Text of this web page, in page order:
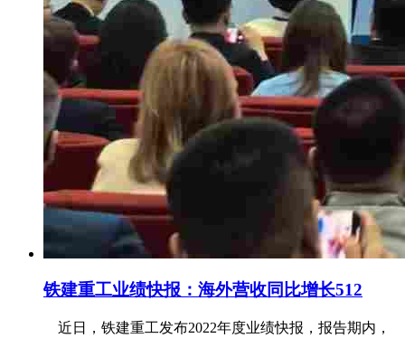
铁建重工业绩快报：海外营收同比增长512
近日，铁建重工发布2022年度业绩快报，报告期内，